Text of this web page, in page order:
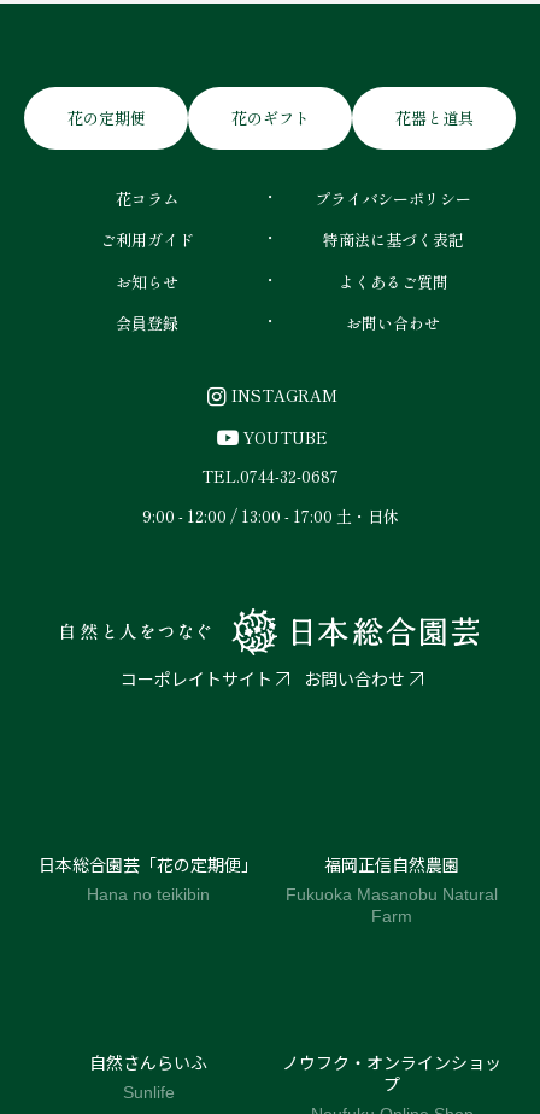
花の定期便 花のギフト 花器と道具
花コラム
ご利用ガイド
お知らせ
会員登録
プライバシーポリシー
特商法に基づく表記
よくあるご質問
お問い合わせ
INSTAGRAM
YOUTUBE
TEL.0744-32-0687
9:00 - 12:00 / 13:00 - 17:00 土・日休
コーポレイトサイト お問い合わせ
日本総合園芸「花の定期便」
Hana no teikibin
福岡正信自然農園
Fukuoka Masanobu Natural
Farm
自然さんらいふ
Sunlife
ノウフク・オンラインショッ
プ